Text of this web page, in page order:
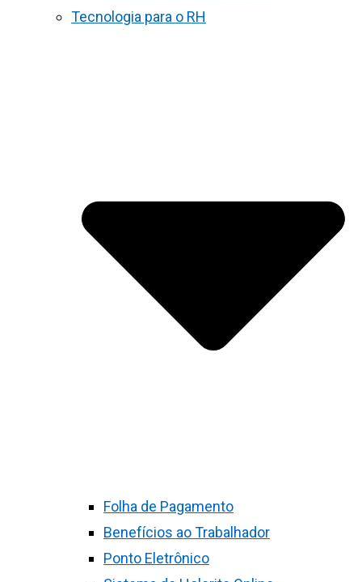
Tecnologia para o RH
Folha de Pagamento
Benefícios ao Trabalhador
Ponto Eletrônico